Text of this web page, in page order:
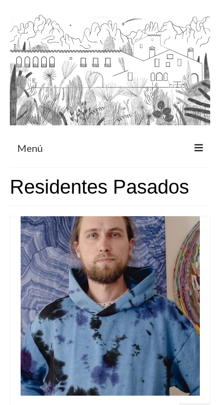
Menú
Programa de residencia
CRUCERO
Quedate con nosotras
Archivo
Contacto
Idioma:
Residentes Pasados